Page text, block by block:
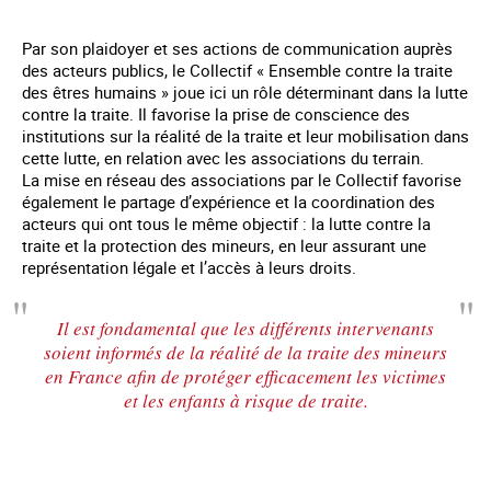
Par son plaidoyer et ses actions de communication auprès
des acteurs publics, le Collectif « Ensemble contre la traite
des êtres humains » joue ici un rôle déterminant dans la lutte
contre la traite. Il favorise la prise de conscience des
institutions sur la réalité de la traite et leur mobilisation dans
cette lutte, en relation avec les associations du terrain.
La mise en réseau des associations par le Collectif favorise
également le partage d’expérience et la coordination des
acteurs qui ont tous le même objectif : la lutte contre la
traite et la protection des mineurs, en leur assurant une
représentation légale et l’accès à leurs droits.
Il est fondamental que les différents intervenants
soient informés de la réalité de la traite des mineurs
en France afin de protéger efficacement les victimes
et les enfants à risque de traite.